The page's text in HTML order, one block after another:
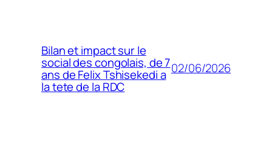
Bilan et impact sur le
social des congolais, de 7
ans de Felix Tshisekedi a
la tete de la RDC
02/06/2026